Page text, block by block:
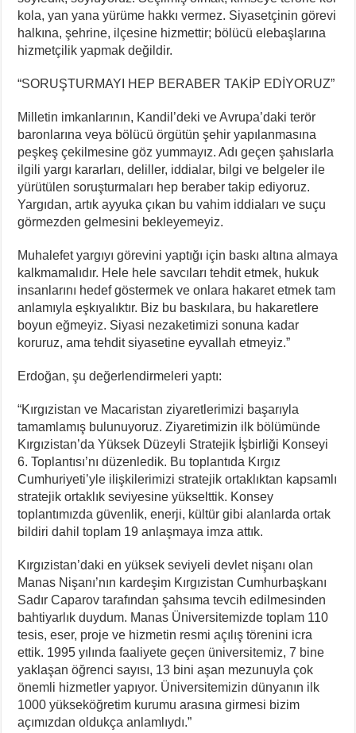
kola, yan yana yürüme hakkı vermez. Siyasetçinin görevi
halkına, şehrine, ilçesine hizmettir; bölücü elebaşlarına
hizmetçilik yapmak değildir.
“SORUŞTURMAYI HEP BERABER TAKİP EDİYORUZ”
Milletin imkanlarının, Kandil’deki ve Avrupa’daki terör
baronlarına veya bölücü örgütün şehir yapılanmasına
peşkeş çekilmesine göz yummayız. Adı geçen şahıslarla
ilgili yargı kararları, deliller, iddialar, bilgi ve belgeler ile
yürütülen soruşturmaları hep beraber takip ediyoruz.
Yargıdan, artık ayyuka çıkan bu vahim iddiaları ve suçu
görmezden gelmesini bekleyemeyiz.
Muhalefet yargıyı görevini yaptığı için baskı altına almaya
kalkmamalıdır. Hele hele savcıları tehdit etmek, hukuk
insanlarını hedef göstermek ve onlara hakaret etmek tam
anlamıyla eşkıyalıktır. Biz bu baskılara, bu hakaretlere
boyun eğmeyiz. Siyasi nezaketimizi sonuna kadar
koruruz, ama tehdit siyasetine eyvallah etmeyiz.”
Erdoğan, şu değerlendirmeleri yaptı:
“Kırgızistan ve Macaristan ziyaretlerimizi başarıyla
tamamlamış bulunuyoruz. Ziyaretimizin ilk bölümünde
Kırgızistan’da Yüksek Düzeyli Stratejik İşbirliği Konseyi
6. Toplantısı’nı düzenledik. Bu toplantıda Kırgız
Cumhuriyeti’yle ilişkilerimizi stratejik ortaklıktan kapsamlı
stratejik ortaklık seviyesine yükselttik. Konsey
toplantımızda güvenlik, enerji, kültür gibi alanlarda ortak
bildiri dahil toplam 19 anlaşmaya imza attık.
Kırgızistan’daki en yüksek seviyeli devlet nişanı olan
Manas Nişanı’nın kardeşim Kırgızistan Cumhurbaşkanı
Sadır Caparov tarafından şahsıma tevcih edilmesinden
bahtiyarlık duydum. Manas Üniversitemizde toplam 110
tesis, eser, proje ve hizmetin resmi açılış törenini icra
ettik. 1995 yılında faaliyete geçen üniversitemiz, 7 bine
yaklaşan öğrenci sayısı, 13 bini aşan mezunuyla çok
önemli hizmetler yapıyor. Üniversitemizin dünyanın ilk
1000 yükseköğretim kurumu arasına girmesi bizim
açımızdan oldukça anlamlıydı.”